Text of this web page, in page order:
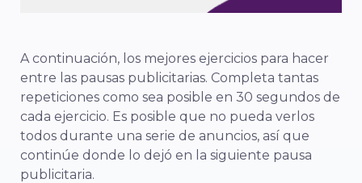
A continuación, los mejores ejercicios para hacer
entre las pausas publicitarias. Completa tantas
repeticiones como sea posible en 30 segundos de
cada ejercicio. Es posible que no pueda verlos
todos durante una serie de anuncios, así que
continúe donde lo dejó en la siguiente pausa
publicitaria.